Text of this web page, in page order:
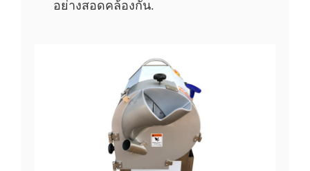
อย่างสอดคล้องกัน.